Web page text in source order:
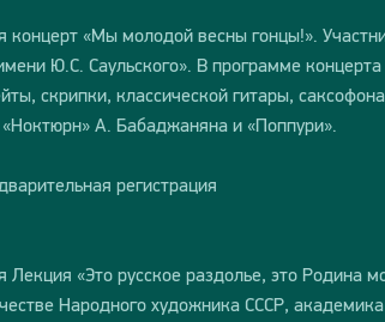
концерт «Мы молодой весны гонцы!».
Ю.С. Саульского». В программе
скрипки, классической гитары,
«Ноктюрн» А. Бабаджаняна и «Поппури».
регистрация
Лекция «Это русское раздолье, это Родина
Народного художника СССР,